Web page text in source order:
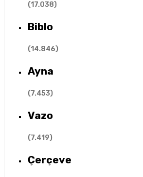
(17.038)
Biblo
(14.846)
Ayna
(7.453)
Vazo
(7.419)
Çerçeve